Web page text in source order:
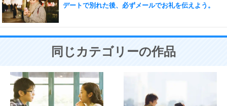
デートで別れた後、必ずメールでお礼を伝えよう。
同じカテゴリーの作品